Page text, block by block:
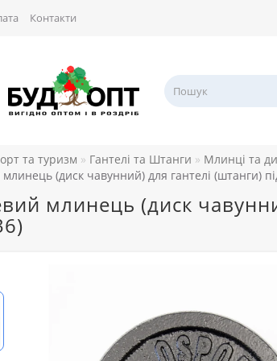
Контакти
та туризм Гантелі та Штанги
Млинці та
(диск чавунний) для гантелі (штанги)
млинець (диск